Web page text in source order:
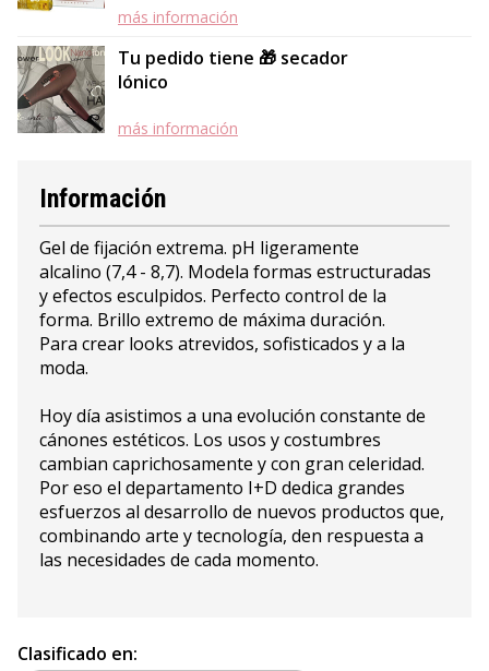
más información
Tu pedido tiene 🎁 secador
Iónico
más información
Información
Gel de fijación extrema. pH ligeramente
alcalino (7,4 - 8,7). Modela formas estructuradas
y efectos esculpidos. Perfecto control de la
forma. Brillo extremo de máxima duración.
Para crear looks atrevidos, sofisticados y a la
moda.
Hoy día asistimos a una evolución constante de
cánones estéticos. Los usos y costumbres
cambian caprichosamente y con gran celeridad.
Por eso el departamento I+D dedica grandes
esfuerzos al desarrollo de nuevos productos que,
combinando arte y tecnología, den respuesta a
las necesidades de cada momento.
Clasificado en: